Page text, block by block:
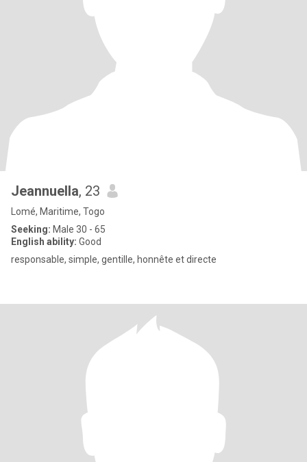
Jeannuella, 23
Lomé, Maritime, Togo
Seeking: Male 30 - 65
English ability: Good
responsable, simple, gentille, honnête et directe